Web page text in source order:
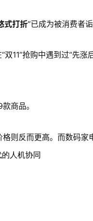
式打折”已成为被消费者
抢购中遇到过“先涨
商品。
则反而更高。而数码家